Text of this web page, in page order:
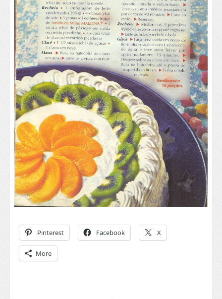
Pinterest Facebook X
More